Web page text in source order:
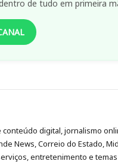
de tudo em primeira
digital, jornalismo
News, Correio do Estado,
entretenimento e